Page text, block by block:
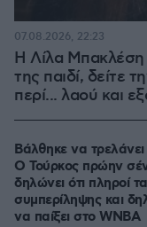
Η Λίλα
της παιδί, δείτε
περί... λαού και
07.08.2026, 22:23
Βάλθηκε να
Ο Τούρκος πρώην
δηλώνει ότι πληροί
συμπερίληψης και
να παίξει στο WNBA